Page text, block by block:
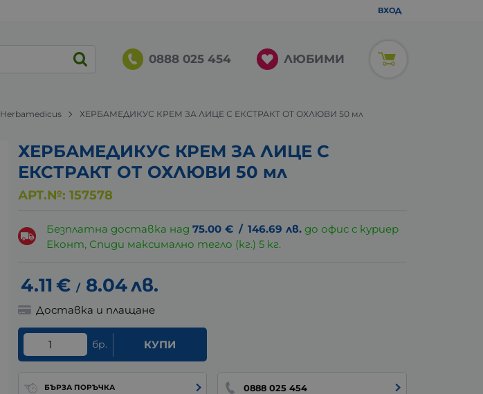
ВХОД
0888 025 454 ЛЮБИМИ
Herbamedicus ХЕРБАМЕДИКУС КРЕМ ЗА ЛИЦЕ С ЕКСТРАКТ ОТ ОХЛЮВИ 50 мл
ХЕРБАМЕДИКУС КРЕМ ЗА ЛИЦЕ С
ЕКСТРАКТ ОТ ОХЛЮВИ 50 мл
АРТ.№: 157578
Безплатна доставка над75.00 € / 146.69 лв. до офис с куриер
Еконт, Спиди максимално тегло (кг.) 5 кг.
4.11 € / 8.04лв.
Доставка и плащане
бр. КУПИ
БЪРЗА ПОРЪЧКА 0888 025 454